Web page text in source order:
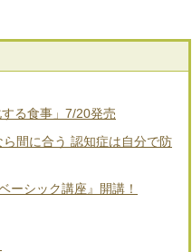
る食事」7/20発売
間に合う 認知症は自分で防
ーシック講座』開講！